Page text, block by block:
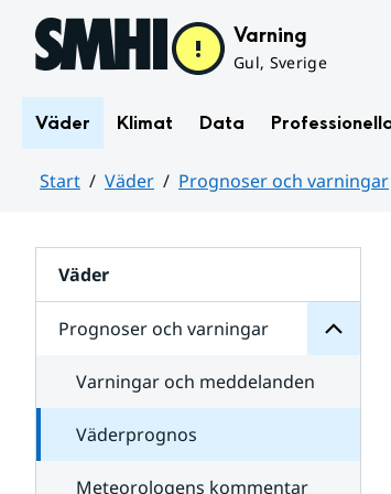
Hoppa till sidans innehåll Varning
Gul, Sverige
Väder Klimat Data
Start Väder Prognoser och varningar
Väder
Prognoser och varningar
för
varningar
Varningar och meddelanden
Väderprognos
Meteorologens kommentar